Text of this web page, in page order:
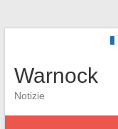
Warnock
Notizie